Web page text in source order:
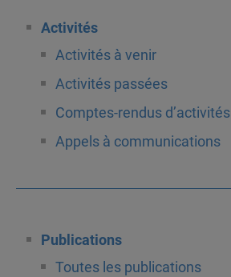
Activités
Activités à venir
Activités passées
Comptes-rendus d’activités
Appels à communications
Publications
Toutes les publications